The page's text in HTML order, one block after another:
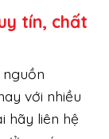
tín, chất
với nhiều
hãy liên hệ